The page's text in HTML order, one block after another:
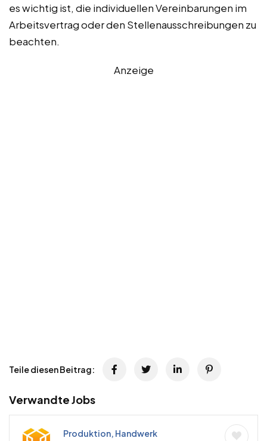
es wichtig ist, die individuellen Vereinbarungen im
Arbeitsvertrag oder den Stellenausschreibungen zu
beachten.
Anzeige
Teile diesen Beitrag:
Verwandte Jobs
Produktion, Handwerk